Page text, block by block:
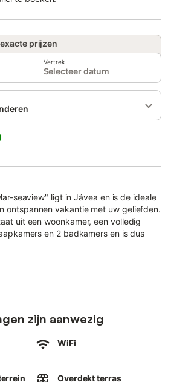
prijzen
Vertrek
Selecteer datum
seaview" ligt in Jávea en is de ideale
ontspannen vakantie met uw geliefden.
uit een woonkamer, een volledig
en 2 badkamers en is dus
accommodatie is de privé-
een kinderbad, een tuin met
terras, een overdekt terras en een
terwijl u uitkijkt over de zee.
zijn aanwezig
WiFi
Overdekt terras